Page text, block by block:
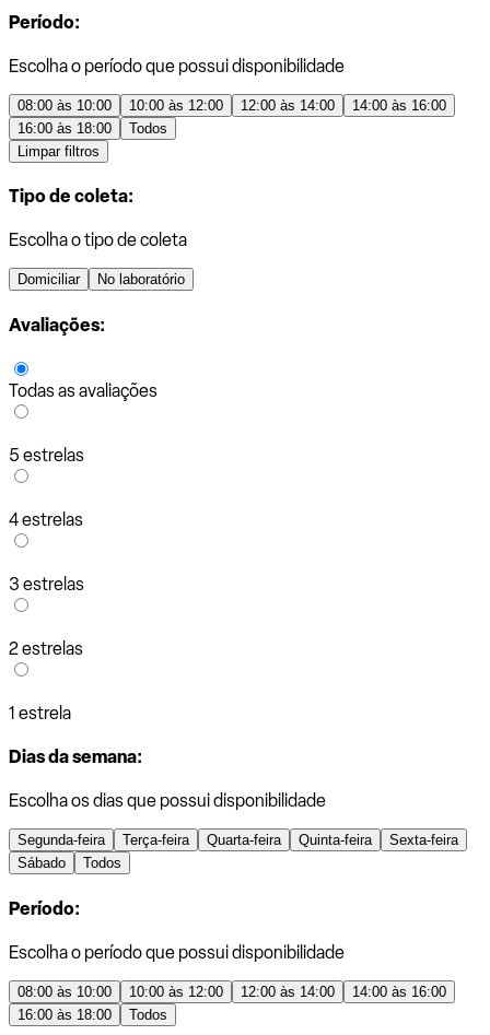
Período:
Escolha o período que possui disponibilidade
08:00 às 10:00 10:00 às 12:00 12:00 às 14:00
14:00 às 16:00
16:00 às 18:00
Todos
Limpar filtros
Tipo de coleta:
Escolha o tipo de coleta
Domiciliar No laboratório
Avaliações:
Todas as avaliações
5 estrelas
4 estrelas
3 estrelas
2 estrelas
1 estrela
Dias da semana:
Escolha os dias que possui disponibilidade
Segunda-feira Terça-feira Quarta-feira Quinta-feira
Sexta-feira
Sábado
Todos
Período:
Escolha o período que possui disponibilidade
08:00 às 10:00 10:00 às 12:00 12:00 às 14:00
14:00 às 16:00
16:00 às 18:00
Todos